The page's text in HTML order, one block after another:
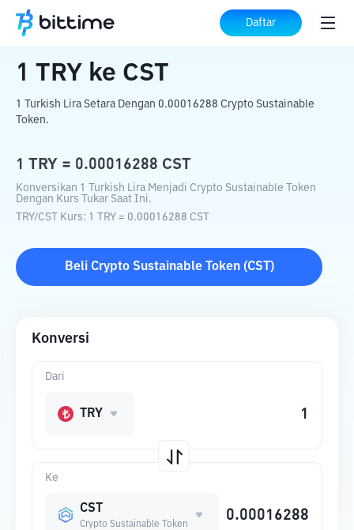
Daftar
Beranda Konverter Kripto ke CST
1 TRY ke CST
1 Turkish Lira Setara Dengan 0.00016288 Crypto Sustainable
Token.
1 TRY = 0.00016288 CST
Konversikan 1 Turkish Lira Menjadi Crypto Sustainable Token
Dengan Kurs Tukar Saat Ini.
TRY/CST Kurs: 1 TRY = 0.00016288 CST
Beli Crypto Sustainable Token(CST )
Konversi
Ke
CST
Crypto Sustainable Token
Dari
TRY